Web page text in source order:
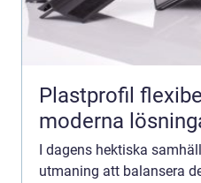
Plastprofil flexibel byggsten för
moderna
I dagens hektiska
utmaning att balansera